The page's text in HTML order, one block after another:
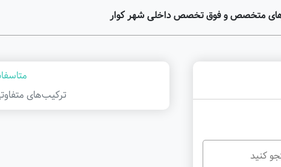
متخصص و فوق تخصص داخلی شهر کوار
ترکیب‌های